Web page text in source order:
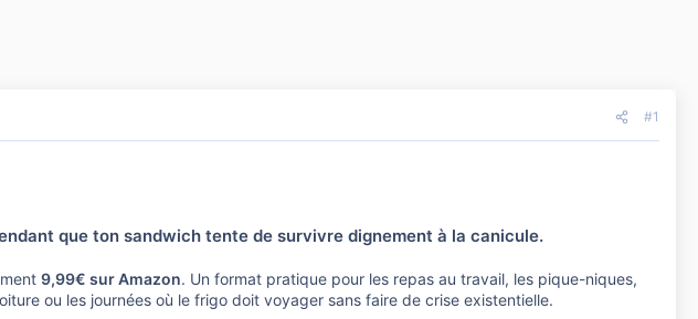
#1
que ton sandwich tente de survivre dignement à la canicule.
9,99€ sur Amazon. Un format pratique pour les repas au travail, les pique-niques,
ou les journées où le frigo doit voyager sans faire de crise existentielle.